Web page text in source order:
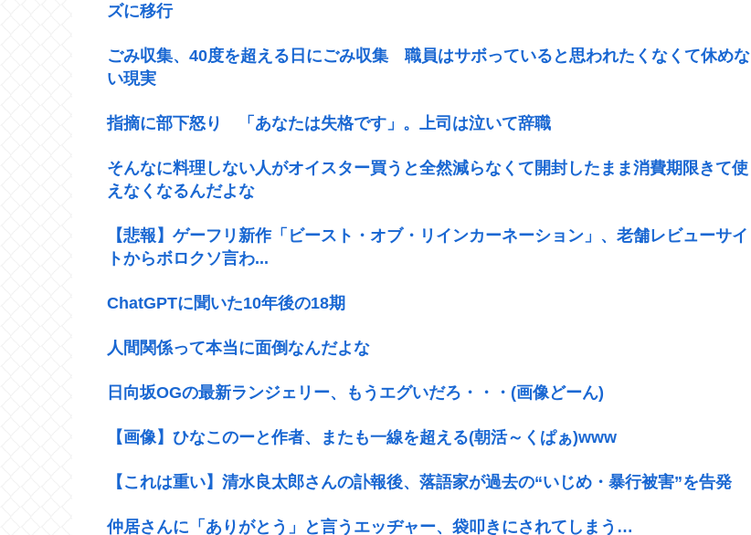
ズに移行
ごみ収集、40度を超える日にごみ収集 職員はサボっていると思われたくなくて休めな
い現実
指摘に部下怒り 「あなたは失格です」。上司は泣いて辞職
そんなに料理しない人がオイスター買うと全然減らなくて開封したまま消費期限きて使
えなくなるんだよな
【悲報】ゲーフリ新作「ビースト・オブ・リインカーネーション」、老舗レビューサイ
トからボロクソ言わ...
ChatGPTに聞いた10年後の18期
人間関係って本当に面倒なんだよな
日向坂OGの最新ランジェリー、もうエグいだろ・・・(画像どーん)
【画像】ひなこのーと作者、またも一線を超える(朝活～くぱぁ)www
【これは重い】清水良太郎さんの訃報後、落語家が過去の“いじめ・暴行被害”を告発
仲居さんに「ありがとう」と言うエッヂャー、袋叩きにされてしまう…